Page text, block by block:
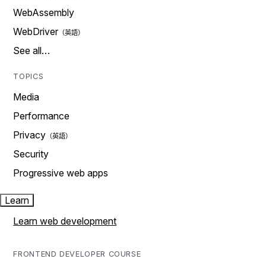
WebAssembly
WebDriver
See all…
TOPICS
Media
Performance
Privacy
Security
Progressive web apps
Learn
Learn web development
FRONTEND DEVELOPER COURSE